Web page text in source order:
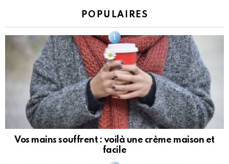
POPULAIRES
Vos mains souffrent : voilà une crème maison et
facile